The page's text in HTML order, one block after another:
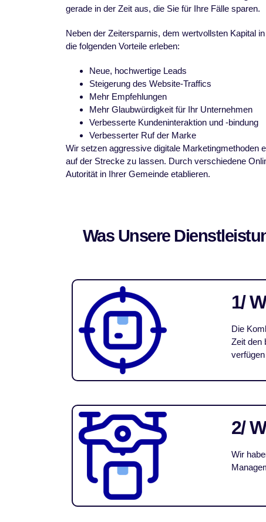
gerade in der Zeit aus, die Sie für Ihre Fälle sparen.
Neben der Zeitersparnis, dem wertvollsten Kapital
die folgenden Vorteile erleben:
Neue, hochwertige Leads
Steigerung des Website-Traffics
Mehr Empfehlungen
Mehr Glaubwürdigkeit für Ihr Unternehmen
Verbesserte Kundeninteraktion und -bindung
Verbesserter Ruf der Marke
Wir setzen aggressive digitale Marketingmethoden
auf der Strecke zu lassen. Durch verschiedene
Autorität in Ihrer Gemeinde etablieren.
Was Unsere
1/
Die
Zeit den
2/
Wir